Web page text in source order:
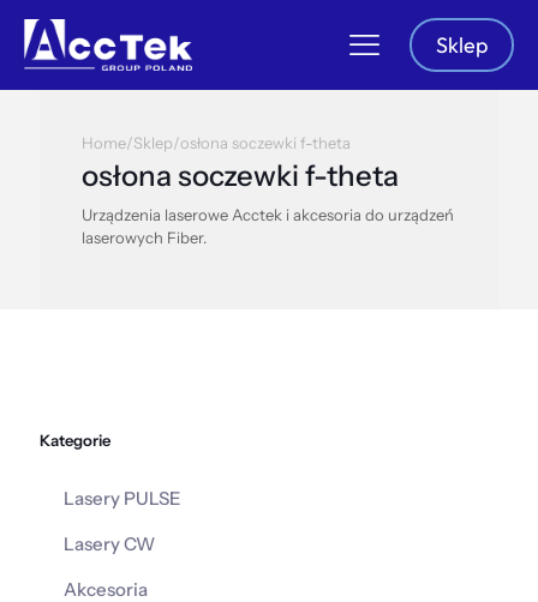
Sklep
Home/Sklep/osłona soczewki f-theta
osłona soczewki f-theta
Urządzenia laserowe Acctek i akcesoria do urządzeń
laserowych Fiber.
Kategorie
Lasery PULSE
Lasery CW
Akcesoria